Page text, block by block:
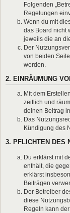
Folgenden
Regelungen
Wenn du mit
das Board nicht
jeweils die an
Der
von beiden
werden.
2. EINRÄUMUNG
Mit dem
zeitlich und
deinen Beitrag
Das
Kündigung des
3. PFLICHTEN DES
Du erklärst mit
enthält, die
erklärst
Beiträgen
Der Betreiber
diese
Regeln kann